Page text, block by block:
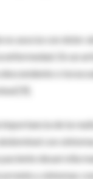
es asocia con dolor
enfermedad. En un
descendente o
[9].
de la
con
paciente desarrolla
y síntomas